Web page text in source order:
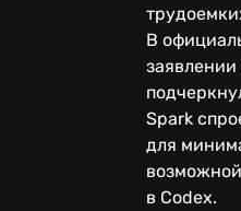
В
заявлении
Spark
для
в Codex.